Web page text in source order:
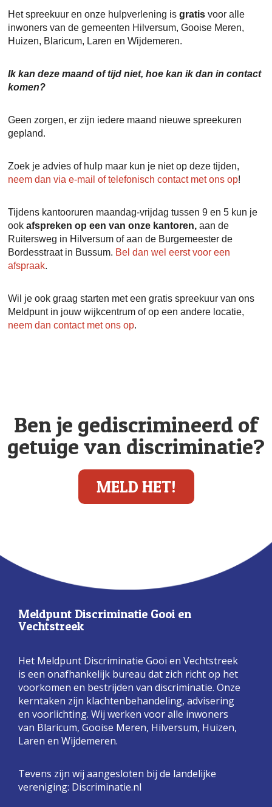
Het spreekuur en onze hulpverlening is gratisvoor alle
inwoners van de gemeenten Hilversum, Gooise Meren,
Huizen, Blaricum, Laren en Wijdemeren.
Ik kan deze maand of tijd niet, hoe kan ik dan in contact
komen?
Geen zorgen, er zijn iedere maand nieuwe spreekuren
gepland.
Zoek je advies of hulp maar kun je niet op deze tijden,
neem dan via e-mail of telefonisch contact met ons op!
Tijdens kantooruren maandag-vrijdag tussen 9 en 5 kun je
ook afspreken op een van onze kantoren,aan de
Ruitersweg in Hilversum of aan de Burgemeester de
Bordesstraat in Bussum. Bel dan wel eerst voor een
afspraak.
Wil je ook graag starten met een gratis spreekuur van ons
Meldpunt in jouw wijkcentrum of op een andere locatie,
neem dan contact met ons op.
Ben je gediscrimineerd of
getuige van discriminatie?
MELD HET!
Meldpunt Discriminatie Gooi en
Vechtstreek
Het Meldpunt Discriminatie Gooi en Vechtstreek
is een onafhankelijk bureau dat zich richt op het
voorkomen en bestrijden van discriminatie. Onze
kerntaken zijn klachtenbehandeling, advisering
en voorlichting. Wij werken voor alle inwoners
van Blaricum, Gooise Meren, Hilversum, Huizen,
Laren en Wijdemeren.
Tevens zijn wij aangesloten bij de landelijke
vereniging: Discriminatie.nl